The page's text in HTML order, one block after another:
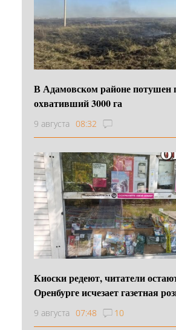
В Адамовском районе потушен
охвативший 3000 га
9 августа 08:32
Киоски редеют, читатели
Оренбурге исчезает газетная
9 августа 07:48 10